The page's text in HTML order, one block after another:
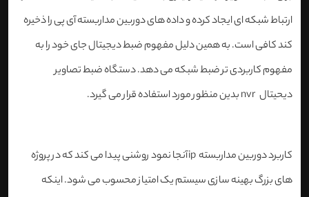
ارتباط شبکه ای ایجاد کرده و داده های دوربین مداربسته آی پی را ذخیره
کند کافی است. به همین دلیل مفهوم ضبط دیجیتال جای خود را به
مفهوم کاربردی تر ضبط شبکه می دهد. دستگاه ضبط تصاویر
دیحیتال nvrبدین منظور مورد استفاده قرار می گیرد.
کاربرد دوربین مداربسته ipآنجا نمود روشنی پیدا می کند که در پروژه
های بزرگ بهینه سازی سیستم یک امتیاز محسوب می شود. اینکه